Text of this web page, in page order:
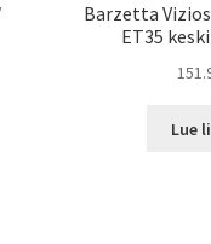
Barzetta
ET35
Lue